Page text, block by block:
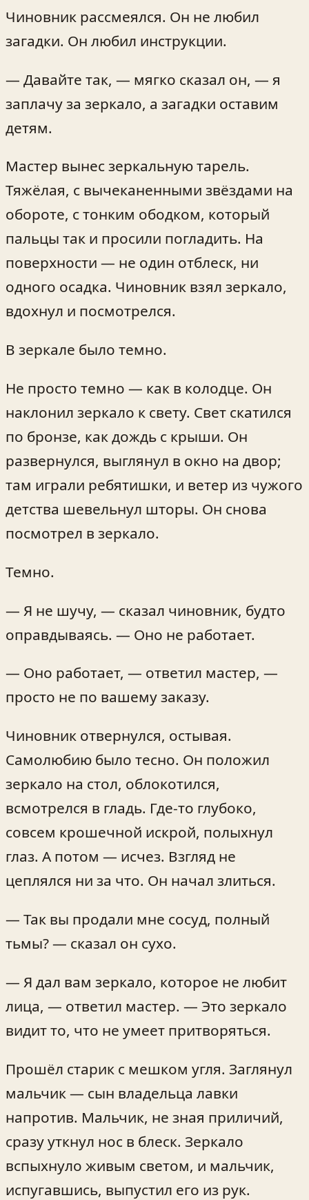
Чиновник рассмеялся. Он не любил
загадки. Он любил инструкции.
— Давайте так, — мягко сказал он, — я
заплачу за зеркало, а загадки оставим
детям.
Мастер вынес зеркальную тарель.
Тяжёлая, с вычеканенными звёздами на
обороте, с тонким ободком, который
пальцы так и просили погладить. На
поверхности — не один отблеск, ни
одного осадка. Чиновник взял зеркало,
вдохнул и посмотрелся.
В зеркале было темно.
Не просто темно — как в колодце. Он
наклонил зеркало к свету. Свет скатился
по бронзе, как дождь с крыши. Он
развернулся, выглянул в окно на двор;
там играли ребятишки, и ветер из чужого
детства шевельнул шторы. Он снова
посмотрел в зеркало.
Темно.
— Я не шучу, — сказал чиновник, будто
оправдываясь. — Оно не работает.
— Оно работает, — ответил мастер, —
просто не по вашему заказу.
Чиновник отвернулся, остывая.
Самолюбию было тесно. Он положил
зеркало на стол, облокотился,
всмотрелся в гладь. Где-то глубоко,
совсем крошечной искрой, полыхнул
глаз. А потом — исчез. Взгляд не
цеплялся ни за что. Он начал злиться.
— Так вы продали мне сосуд, полный
тьмы? — сказал он сухо.
— Я дал вам зеркало, которое не любит
лица, — ответил мастер. — Это зеркало
видит то, что не умеет притворяться.
Прошёл старик с мешком угля. Заглянул
мальчик — сын владельца лавки
напротив. Мальчик, не зная приличий,
сразу уткнул нос в блеск. Зеркало
вспыхнуло живым светом, и мальчик,
испугавшись, выпустил его из рук.